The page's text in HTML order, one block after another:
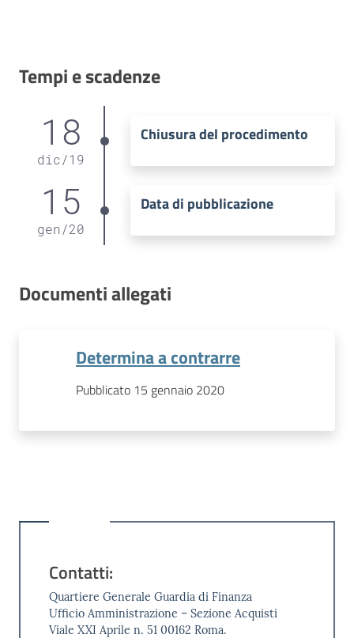
Tempi e scadenze
18
dic /19
Chiusura del procedimento
15
gen/20
Data di pubblicazione
Documenti allegati
Determina a contrarre
Pubblicato 15 gennaio 2020
Contatti:
Quartiere Generale Guardia di Finanza
Ufficio Amministrazione – Sezione Acquisti
Viale XXI Aprile n. 51 00162 Roma.